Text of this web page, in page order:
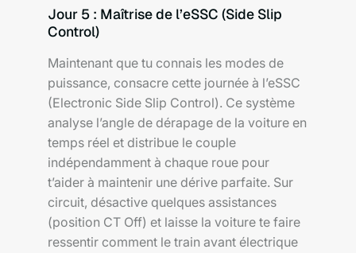
Jour 5 : Maîtrise de l’eSSC (Side Slip
Control)
Maintenant que tu connais les modes de
puissance, consacre cette journée à l’eSSC
(Electronic Side Slip Control). Ce système
analyse l’angle de dérapage de la voiture en
temps réel et distribue le couple
indépendamment à chaque roue pour
t’aider à maintenir une dérive parfaite. Sur
circuit, désactive quelques assistances
(position CT Off) et laisse la voiture te faire
ressentir comment le train avant électrique